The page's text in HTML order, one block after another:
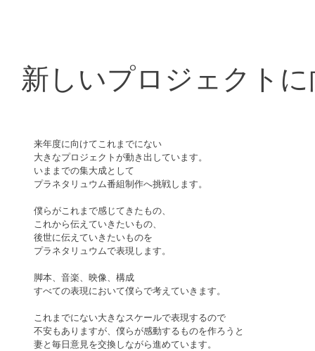
新しいプロジェクト
来年度に向けてこれまでにない
大きなプロジェクトが動き出しています。
いままでの集大成として
プラネタリュウム番組制作へ挑戦します。
僕らがこれまで感じてきたもの、
これから伝えていきたいもの、
後世に伝えていきたいものを
プラネタリュウムで表現します。
脚本、音楽、映像、構成
すべての表現において僕らで考えていきます。
これまでにない大きなスケールで表現するので
不安もありますが、僕らが感動するものを作ろうと
妻と毎日意見を交換しながら進めています。